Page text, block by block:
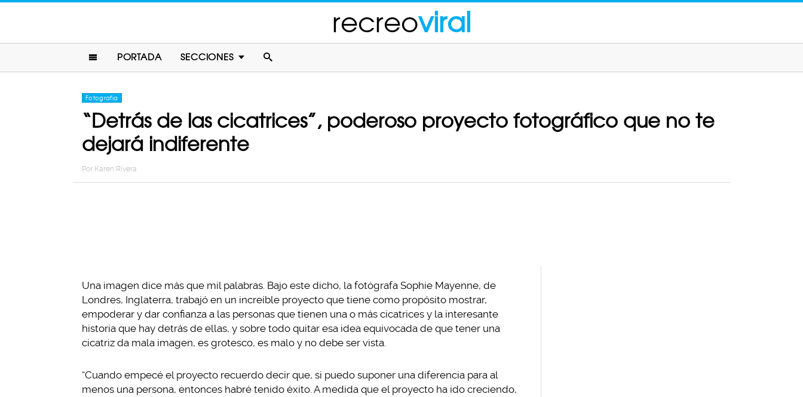
recreoviral
PORTADA SECCIONES
Fotografia
“Detrás de las cicatrices”, poderoso proyecto fotográfico que no te
dejará indiferente
Por Karen Rivera
Una imagen dice más que mil palabras. Bajo este dicho, la fotógrafa Sophie Mayenne, de
Londres, Inglaterra, trabajó en un increíble proyecto que tiene como propósito mostrar,
empoderar y dar confianza a las personas que tienen una o más cicatrices y la interesante
historia que hay detrás de ellas, y sobre todo quitar esa idea equivocada de que tener una
cicatriz da mala imagen, es grotesco, es malo y no debe ser vista.
“Cuando empecé el proyecto recuerdo decir que, si puedo suponer una diferencia para al
menos una persona, entonces habré tenido éxito. A medida que el proyecto ha ido creciendo,